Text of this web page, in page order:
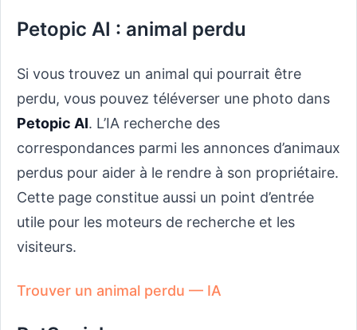
Petopic AI : animal perdu
Si vous trouvez un animal qui pourrait être
perdu, vous pouvez téléverser une photo dans
Petopic AI. L’IA recherche des
correspondances parmi les annonces d’animaux
perdus pour aider à le rendre à son propriétaire.
Cette page constitue aussi un point d’entrée
utile pour les moteurs de recherche et les
visiteurs.
Trouver un animal perdu — IA